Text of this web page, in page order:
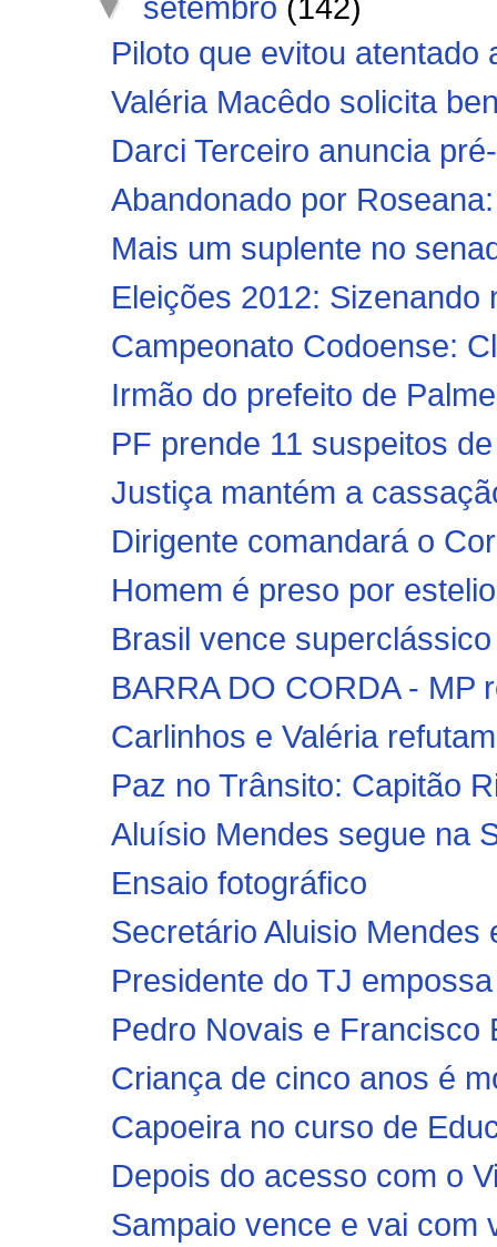
Piloto que evitou atentado
Valéria Macêdo solicita
Darci Terceiro anuncia
Abandonado por
Mais um suplente no
Eleições 2012:
Campeonato Codoense:
Irmão do prefeito de
PF prende 11 suspeitos
Justiça mantém a
Dirigente comandará o
Homem é preso por
Brasil vence
BARRA DO CORDA - MP
Carlinhos e Valéria
Paz no Trânsito: Capitão
Aluísio Mendes segue na
Ensaio fotográfico
Secretário Aluisio Mendes
Presidente do TJ
Pedro Novais e Francisco
Criança de cinco anos é
Capoeira no curso de
Depois do acesso com o
Sampaio vence e vai com